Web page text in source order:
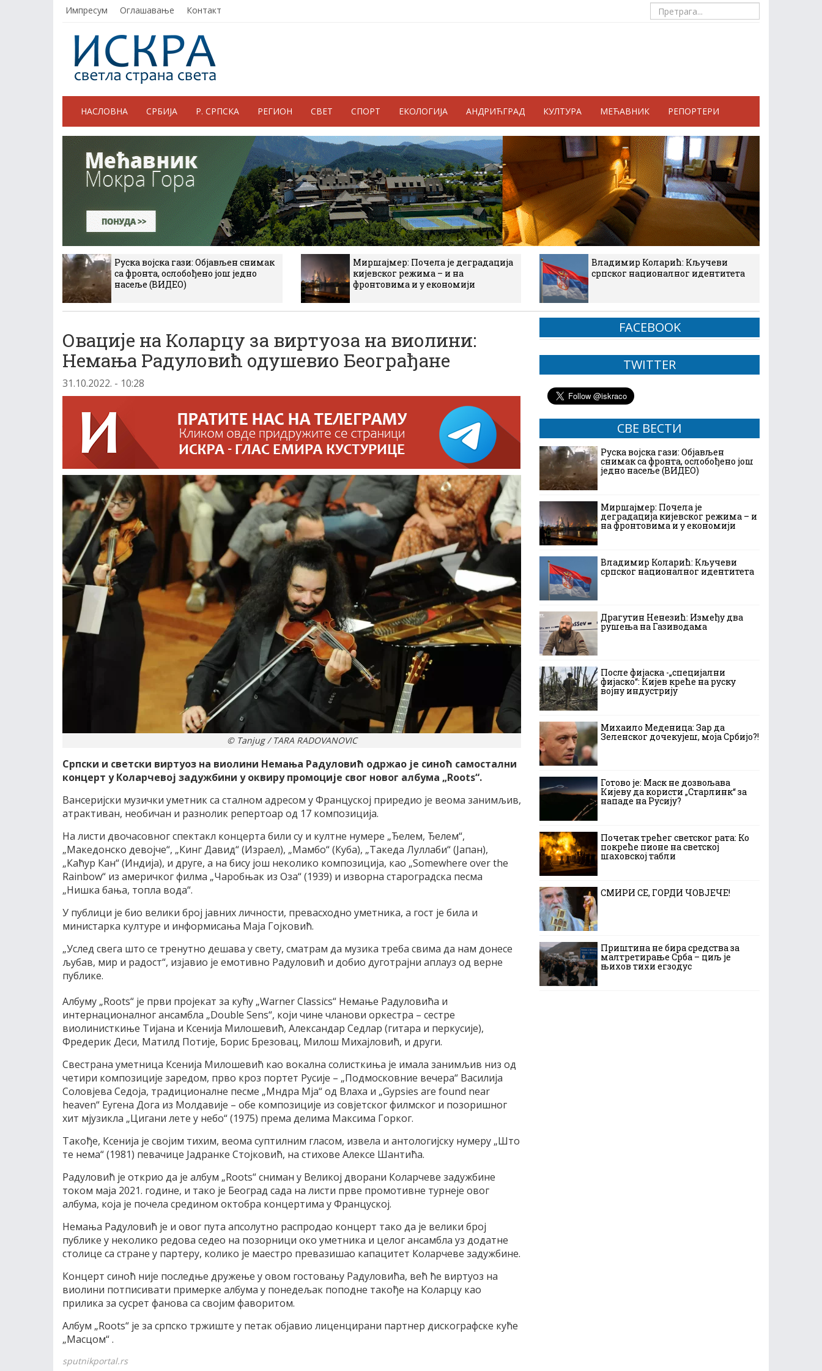
Импресум Оглашавање Контакт
НАСЛОВНА СРБИЈА Р. СРПСКА РЕГИОН СВЕТ СПОРТ ЕКОЛОГИЈА АНДРИЋГРАД КУЛТУРА МЕЋАВНИК РЕПОРТЕРИ
Руска војска гази: Објављен снимак
са фронта, ослобођено још једно
насеље (ВИДЕО)
Миршајмер: Почела је деградација
кијевског режима – и на
фронтовима и у економији
Владимир Коларић: Кључеви
српског националног идентитета
Овације на Коларцу за виртуоза на виолини:
Немања Радуловић одушевио Београђане
31.10.2022. - 10:28
© Tanjug / TARA RADOVANOVIC
Српски и светски виртуоз на виолини Немања Радуловић одржао је синоћ самостални
концерт у Коларчевој задужбини у оквиру промоције свог новог албума „Roots“.
Вансеријски музички уметник са сталном адресом у Француској приредио је веома занимљив,
атрактиван, необичан и разнолик репертоар од 17 композиција.
На листи двочасовног спектакл концерта били су и култне нумере „Ђелем, Ђелем“,
„Македонско девојче“, „Кинг Давид“ (Израел), „Мамбо“ (Куба), „Такеда Луллаби“ (Јапан),
„Каћур Кан“ (Индија), и друге, а на бису још неколико композиција, као „Somewhere over the
Rainbow“ из америчког филма „Чаробњак из Оза“ (1939) и изворна староградска песма
„Нишка бања, топла вода“.
У публици је био велики број јавних личности, превасходно уметника, а гост је била и
министарка културе и информисања Маја Гојковић.
„Услед свега што се тренутно дешава у свету, сматрам да музика треба свима да нам донесе
љубав, мир и радост“, изјавио је емотивно Радуловић и добио дуготрајни аплауз од верне
публике.
Албуму „Roots“ је први пројекат за кућу „Warner Classics“ Немање Радуловића и
интернационалног ансамбла „Double Sens“, који чине чланови оркестра – сестре
виолинисткиње Тијана и Ксенија Милошевић, Александар Седлар (гитара и перкусије),
Фредерик Деси, Матилд Потије, Борис Брезовац, Милош Михајловић, и други.
Свестрана уметница Ксенија Милошевић као вокална солисткиња је имала занимљив низ од
четири композиције заредом, прво кроз портет Русије – „Подмосковние вечера“ Василија
Соловјева Седоја, традиционалне песме „Мндра Мја“ од Влаха и „Gypsies are found near
heaven“ Еугена Дога из Молдавије – обе композиције из совјетског филмског и позоришног
хит мјузикла „Цигани лете у небо“ (1975) према делима Максима Горког.
Такође, Ксенија је својим тихим, веома суптилним гласом, извела и антологијску нумеру „Што
те нема“ (1981) певачице Јадранке Стојковић, на стихове Алексе Шантића.
Радуловић је открио да је албум „Roots“ сниман у Великој дворани Коларчеве задужбине
током маја 2021. године, и тако је Београд сада на листи прве промотивне турнеје овог
албума, која је почела средином октобра концертима у Француској.
Немања Радуловић је и овог пута апсолутно распродао концерт тако да је велики број
публике у неколико редова седео на позорници око уметника и целог ансамбла уз додатне
столице са стране у партеру, колико је маестро превазишао капацитет Коларчеве задужбине.
Концерт синоћ није последње дружење у овом гостовању Радуловића, већ ће виртуоз на
виолини потписивати примерке албума у понедељак поподне такође на Коларцу као
прилика за сусрет фанова са својим фаворитом.
Албум „Roots“ је за српско тржиште у петак објавио лиценцирани партнер дискографске куће
„Масцом“ .
sputnikportal.rs
FACEBOOK
TWITTER
СВЕ ВЕСТИ
Руска војска гази: Објављен
снимак са фронта, ослобођено још
једно насеље (ВИДЕО)
Миршајмер: Почела је
деградација кијевског режима – и
на фронтовима и у економији
Владимир Коларић: Кључеви
српског националног идентитета
Драгутин Ненезић: Између два
рушења на Газиводама
После фијаска -„специјални
фијаско“: Кијев креће на руску
војну индустрију
Михаило Меденица: Зар да
Зеленског дочекујеш, моја Србијо?!
Готово је: Маск не дозвољава
Кијеву да користи „Старлинк“ за
нападе на Русију?
Почетак трећег светског рата: Ко
покреће пионе на светској
шаховској табли
СМИРИ СЕ, ГОРДИ ЧОВЈЕЧЕ!
Приштина не бира средства за
малтретирање Срба – циљ је
њихов тихи егзодус